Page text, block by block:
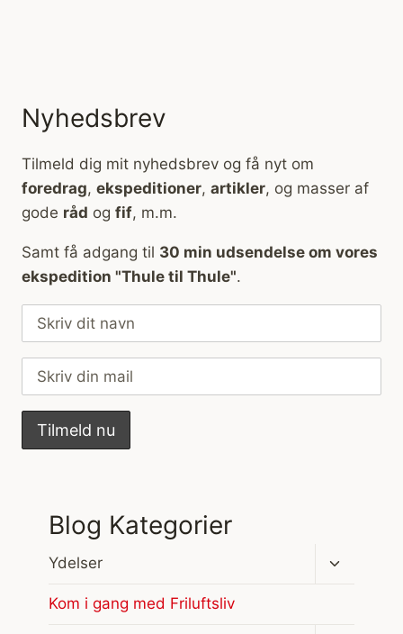
Nyhedsbrev
Tilmeld dig mit nyhedsbrev og få nyt om
foredrag, ekspeditioner, artikler, og masser af
gode råd og fif, m.m.
Samt få adgang til 30 min udsendelse om vores
ekspedition "Thule til Thule".
Blog Kategorier
Ydelser
Skift
Kom i gang med Friluftsliv